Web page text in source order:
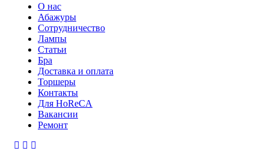
О нас
Абажуры
Сотрудничество
Лампы
Статьи
Бра
Доставка и оплата
Торшеры
Контакты
Для HoReCA
Вакансии
Ремонт